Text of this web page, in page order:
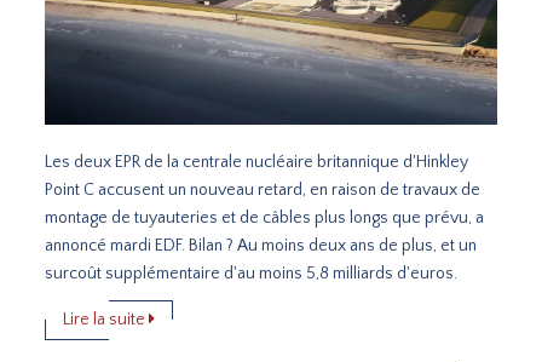
Les deux EPR de la centrale nucléaire britannique d'Hinkley
Point C accusent un nouveau retard, en raison de travaux de
montage de tuyauteries et de câbles plus longs que prévu, a
annoncé mardi EDF. Bilan ? Au moins deux ans de plus, et un
surcoût supplémentaire d'au moins 5,8 milliards d'euros.
Lire la suite